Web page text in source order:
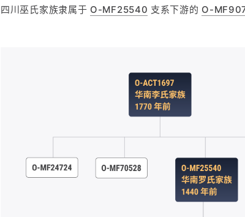
四川巫氏家族隶属于 O-MF25540 支系下游的 O-